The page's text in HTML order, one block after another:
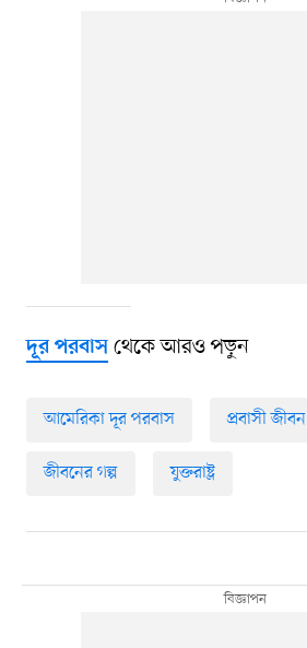
দূর পরবাসথেকে আরও পড়ুন
আমেরিকা দূর পরবাস প্রবাসী জীবন
জীবনের গল্প যুক্তরাষ্ট্র